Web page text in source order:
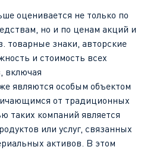
оценивается не только по
но и по ценам акций и
товарные знаки, авторские
и стоимость всех
включая
являются особым объектом
от традиционных
таких компаний является
или услуг, связанных
активов. В этом